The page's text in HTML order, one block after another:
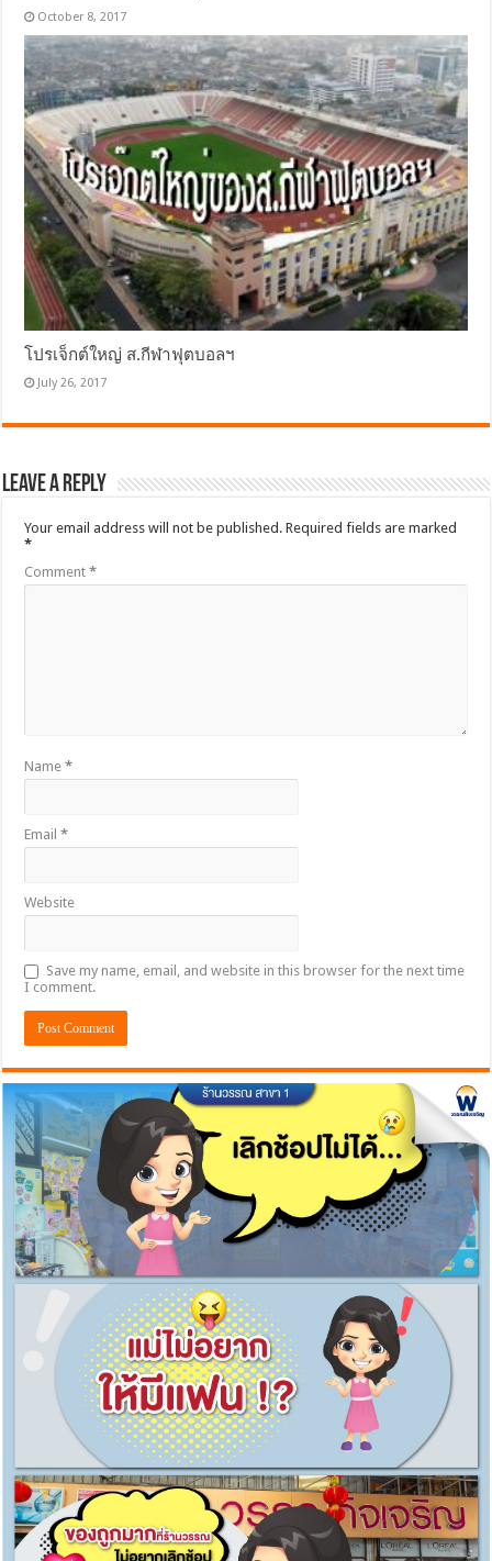
October 8, 2017
โปรเจ็กต์ใหญ่ ส.กีฬาฟุตบอลฯ
July 26, 2017
Leave a Reply
Your email address will not be published. Required fields are marked
*
Comment*
Name*
Email*
Website
Save my name, email, and website in this browser for the next time
I comment.